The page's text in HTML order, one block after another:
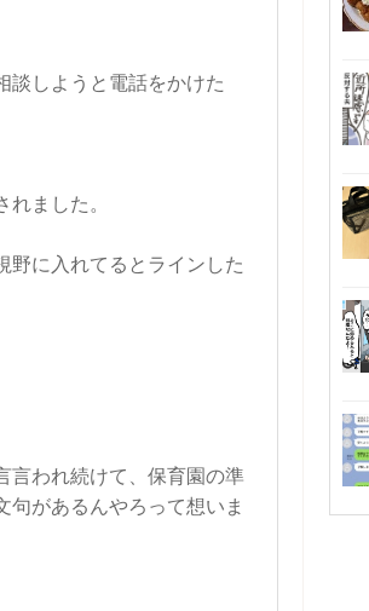
談しようと電話をかけた
ました。
野に入れてるとラインした
言われ続けて、保育園の準
があるんやろって想いま